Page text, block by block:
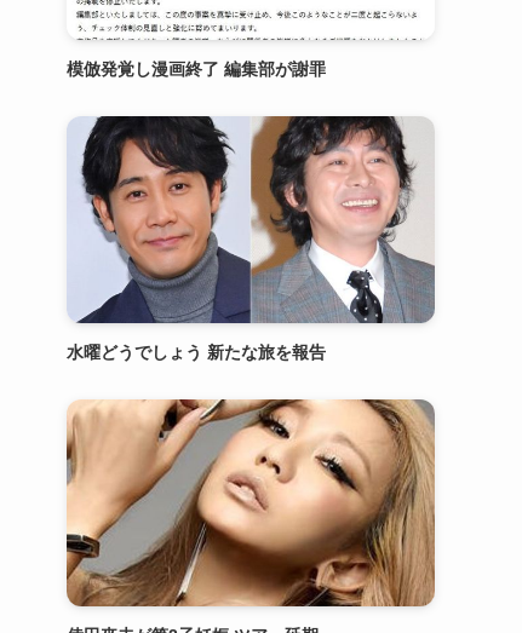
模倣発覚し漫画終了 編集部が謝罪
水曜どうでしょう 新たな旅を報告